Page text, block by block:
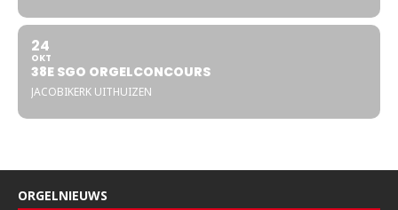
24
OKT
38E SGO ORGELCONCOURS
JACOBIKERK UITHUIZEN
ORGELNIEUWS